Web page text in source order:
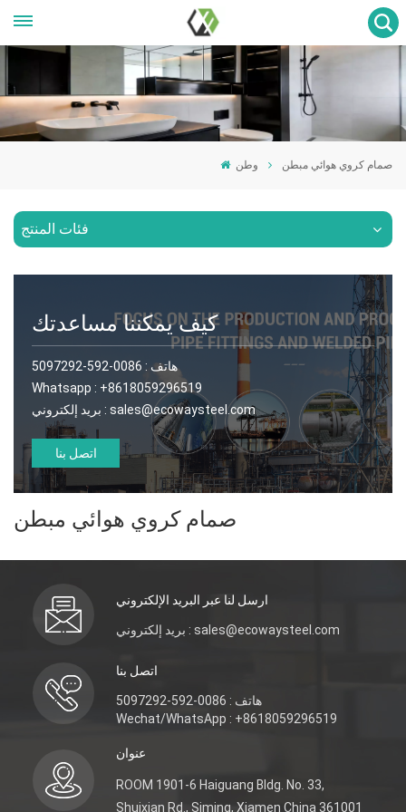
وطن صمام كروي هوائي مبطن
فئات المنتج
كيف يمكننا مساعدتك
هاتف : 0086-592-5097292
Whatsapp : +8618059296519
بريد إلكتروني : sales@ecowaysteel.com
اتصل بنا
صمام كروي هوائي مبطن
ارسل لنا عبر البريد الإلكتروني
بريد إلكتروني : sales@ecowaysteel.com
اتصل بنا
هاتف : 0086-592-5097292
Wechat/WhatsApp : +8618059296519
عنوان
ROOM 1901-6 Haiguang Bldg. No. 33,
Shuixian Rd., Siming, Xiamen China 361001